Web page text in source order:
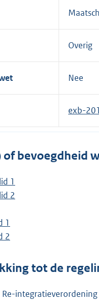
Overig
Nee
exb-
bevoegdheid
1
2
1
2
tot de